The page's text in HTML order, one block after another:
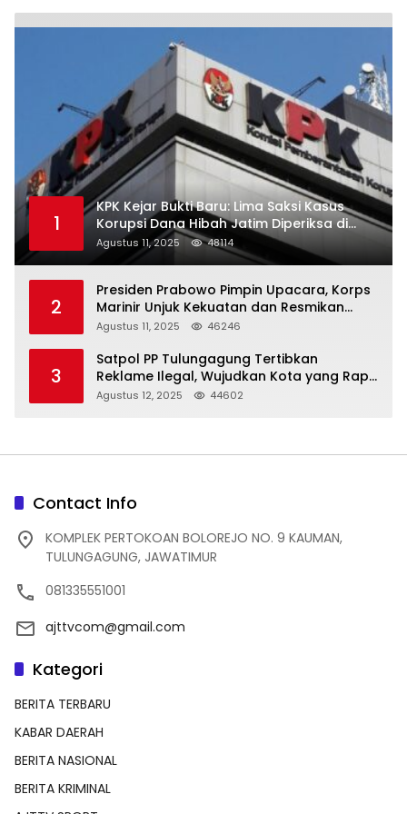
1
KPK Kejar Bukti Baru: Lima Saksi Kasus
Korupsi Dana Hibah Jatim Diperiksa di
Trenggalek
Agustus 11, 2025 48114
2
Presiden Prabowo Pimpin Upacara, Korps
Marinir Unjuk Kekuatan dan Resmikan
Struktur Baru
Agustus 11, 2025 46246
3
Satpol PP Tulungagung Tertibkan
Reklame Ilegal, Wujudkan Kota yang Rapi
dan Indah
Agustus 12, 2025 44602
Contact Info
KOMPLEK PERTOKOAN BOLOREJO NO. 9 KAUMAN,
TULUNGAGUNG, JAWATIMUR
081335551001
ajttvcom@gmail.com
Kategori
BERITA TERBARU
KABAR DAERAH
BERITA NASIONAL
BERITA KRIMINAL